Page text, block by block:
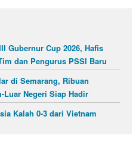
Gubernur Cup 2026, Hafis
dan Pengurus PSSI Baru
di Semarang, Ribuan
Luar Negeri Siap Hadir
Kalah 0-3 dari Vietnam